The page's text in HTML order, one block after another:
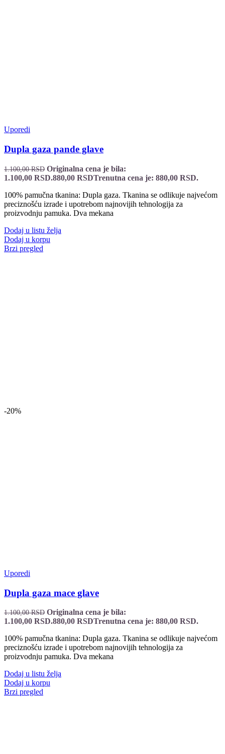
Uporedi
Dupla gaza pande glave
1.100,00RSD Originalna cena je bila:
1.100,00 RSD.880,00 RSDTrenutna cena je: 880,00 RSD.
100% pamučna tkanina: Dupla gaza. Tkanina se odlikuje najvećom
preciznošću izrade i upotrebom najnovijih tehnologija za
proizvodnju pamuka. Dva mekana
Dodaj u listu želja
Dodaj u korpu
Brzi pregled
-20%
Uporedi
Dupla gaza mace glave
1.100,00RSD Originalna cena je bila:
1.100,00 RSD.880,00 RSDTrenutna cena je: 880,00 RSD.
100% pamučna tkanina: Dupla gaza. Tkanina se odlikuje najvećom
preciznošću izrade i upotrebom najnovijih tehnologija za
proizvodnju pamuka. Dva mekana
Dodaj u listu želja
Dodaj u korpu
Brzi pregled